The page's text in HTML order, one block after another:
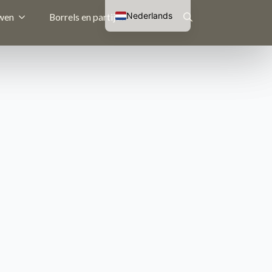
Borrels en partijen
Search
Nederlands
English (UK)